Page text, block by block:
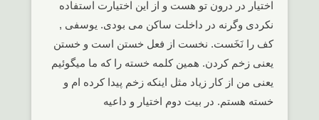
اختیار در درون تو هست و از این اختیارت استفاده
نکردی وگرنه در داخلت ساکن می بودی. یوسفی ,
کف را نَخَست. نخست از فعل خستن است و خستن
یعنی زخم کردن. همین کلمه خسته را که ما میگوئیم
یعنی من از کار زیاد مثل اینکه زخم پیدا کرده ام و
خسته هستم. در بیت دوم اختیار و داعیه